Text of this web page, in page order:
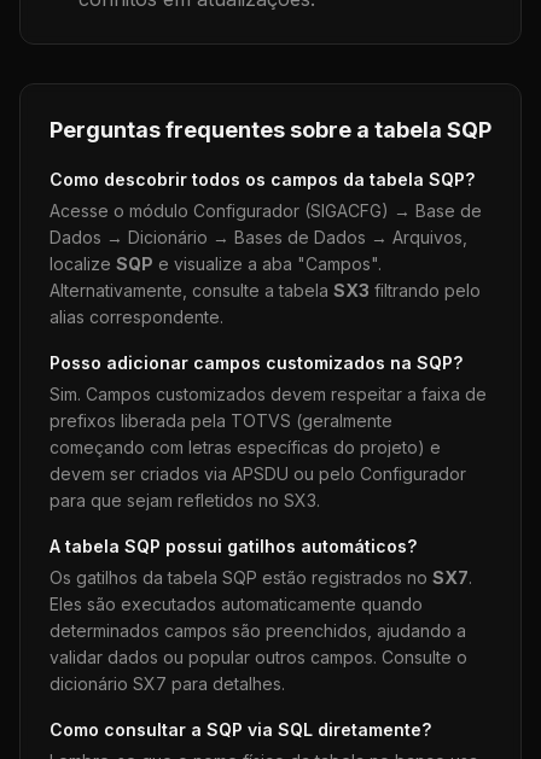
Perguntas frequentes sobre a tabela SQP
Como descobrir todos os campos da tabela SQP?
Acesse o módulo Configurador (SIGACFG) → Base de
Dados → Dicionário → Bases de Dados → Arquivos,
localize SQP e visualize a aba "Campos".
Alternativamente, consulte a tabela SX3 filtrando pelo
alias correspondente.
Posso adicionar campos customizados na SQP?
Sim. Campos customizados devem respeitar a faixa de
prefixos liberada pela TOTVS (geralmente
começando com letras específicas do projeto) e
devem ser criados via APSDU ou pelo Configurador
para que sejam refletidos no SX3.
A tabela SQP possui gatilhos automáticos?
Os gatilhos da tabela SQP estão registrados no SX7.
Eles são executados automaticamente quando
determinados campos são preenchidos, ajudando a
validar dados ou popular outros campos. Consulte o
dicionário SX7 para detalhes.
Como consultar a SQP via SQL diretamente?